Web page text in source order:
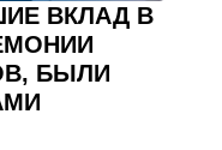
ВКЛАД В
БЫЛИ